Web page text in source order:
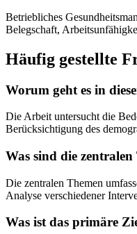
Betriebliches
Belegschaft,
Häufig gestellte
Worum geht es in
Die Arbeit untersucht die
Berücksichtigung des
Was sind die
Die zentralen Themen
Analyse verschiedener
Was ist das primäre